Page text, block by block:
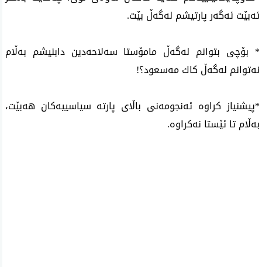
ئه‌بێت ئه‌گه‌ر پارتیشم له‌گه‌ڵ بێت.
* بۆچی بتوانم له‌گه‌ڵ مامۆستا سه‌لاحه‌دین دابنیشم به‌ڵام
نه‌توانم له‌گه‌ڵ كاك مه‌سعود؟!
*پیشنیاز كراوه‌ ئه‌نجومه‌نی باڵای پارته‌ سیاسییه‌كان هه‌بێت،
به‌ڵام تا ئێستا نه‌كراوه‌.